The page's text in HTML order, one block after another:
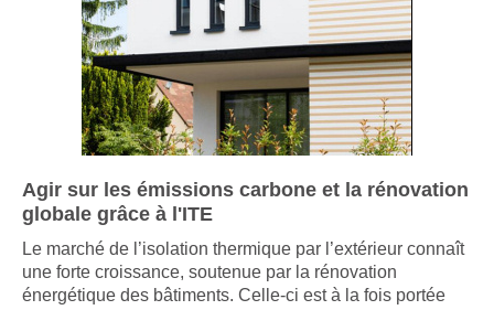
Agir sur les émissions carbone et la rénovation
globale grâce à l'ITE
Le marché de l’isolation thermique par l’extérieur connaît
une forte croissance, soutenue par la rénovation